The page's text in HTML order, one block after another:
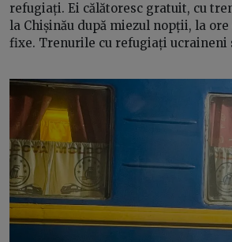
refugiați. Ei călătoresc gratuit, cu
la Chișinău după miezul nopții, la
fixe. Trenurile cu refugiați ucraineni